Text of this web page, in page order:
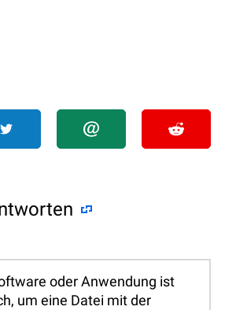
oder Anwendung ist
um eine Datei mit der